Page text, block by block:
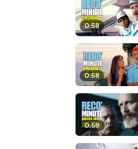
0:58
0:58
0:59